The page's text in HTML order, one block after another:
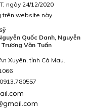
ngày 24/12/2020
trên website này.
Quốc Danh, Nguyễn
Văn Tuấn
Xuyên, tỉnh Cà Mau.